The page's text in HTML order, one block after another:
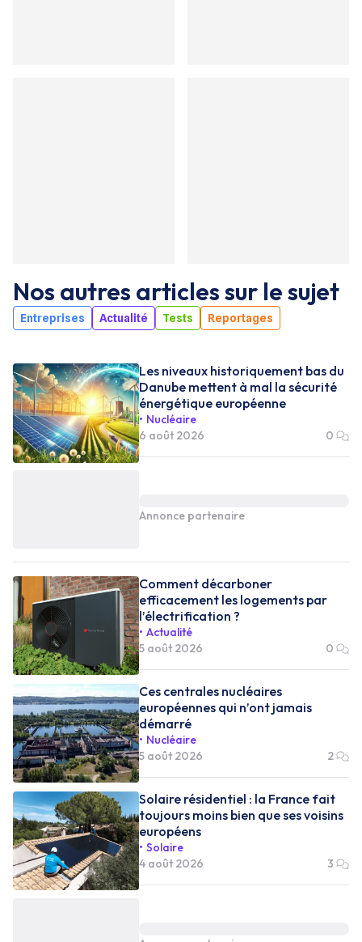
Nos autres articles sur le sujet
Entreprises Actualité Tests Reportages
Les niveaux historiquement bas du
Danube mettent à mal la sécurité
énergétique européenne
Nucléaire
6 août 2026
0
Annonce partenaire
Comment décarboner
efficacement les logements par
l’électrification ?
Actualité
5 août 2026
0
Ces centrales nucléaires
européennes qui n’ont jamais
démarré
Nucléaire
5 août 2026
2
Solaire résidentiel : la France fait
toujours moins bien que ses voisins
européens
Solaire
4 août 2026
3